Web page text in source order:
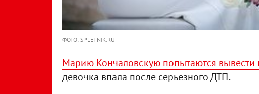
ФОТО: SPLETNIK.RU
Марию Кончаловскую попытаются
девочка впала после серьезного ДТП.